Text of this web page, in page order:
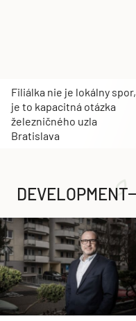
Filiálka nie je lokálny spor,
je to kapacitná otázka
železničného uzla
Bratislava
DEVELOPMENT